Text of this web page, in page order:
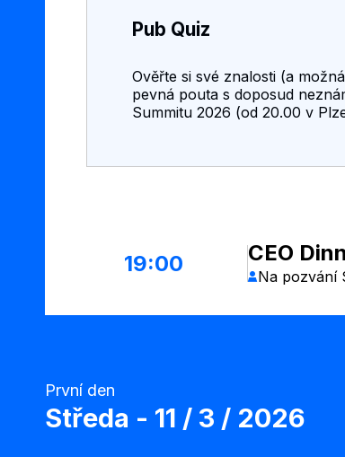
Pub Quiz
Ověřte si své znalosti (a
pevná pouta s doposud
Summitu 2026 (od 20.00 v
19:00 CEO
Na pozvání
První den
středa - 11 / 3 / 2026